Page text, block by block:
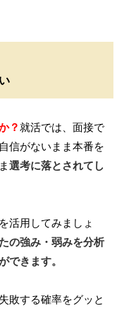
？就活では、面接で
信がないまま本番を
選考に落とされてし
活用してみましょ
の強み・弱みを分析
できます。
敗する確率をグッと